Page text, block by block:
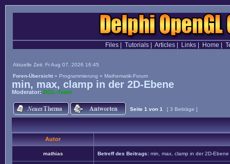
Files Tutorials Articles Links Home
Aktuelle Zeit: Fr Aug 07, 2026 16:45
Foren-Übersicht » Programmierung » Mathematik-Forum
min, max, clamp in der 2D-Ebene
Moderator: DGL-Team
Seite 1 von 1 [ 3 Beiträge ]
Autor
mathias Betreff des Beitrags: min, max, clamp in der 2D-Ebene